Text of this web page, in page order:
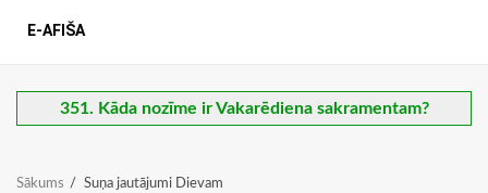
E-AFIŠA
351. Kāda nozīme ir Vakarēdiena sakramentam?
Sākums Suņa jautājumi Dievam